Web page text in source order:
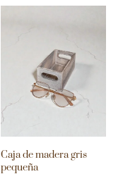
Caja de madera gris
pequeña